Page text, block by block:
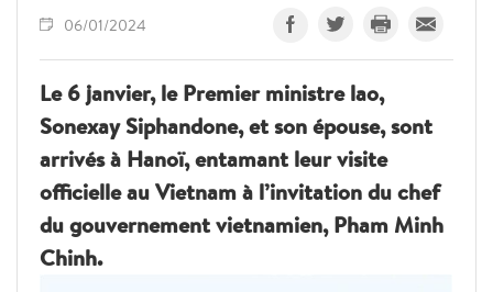
06/01/2024
Le 6 janvier, le Premier ministre lao,
Sonexay Siphandone, et son épouse, sont
arrivés à Hanoï, entamant leur visite
officielle au Vietnam à l’invitation du chef
du gouvernement vietnamien, Pham Minh
Chinh.